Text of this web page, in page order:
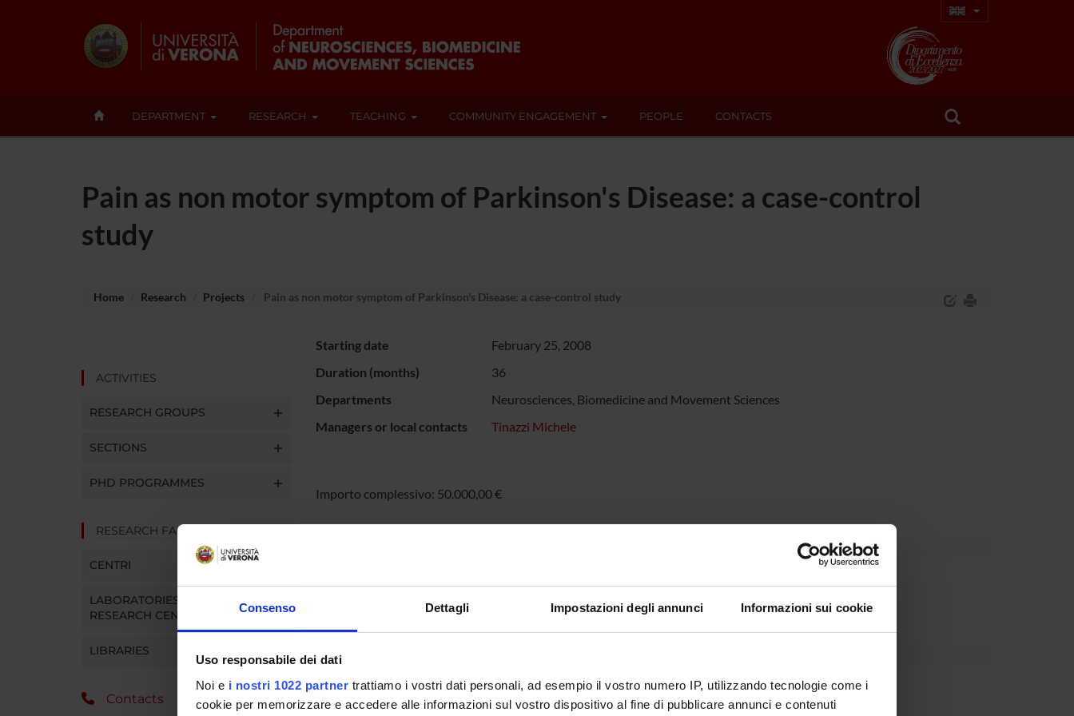
Consenso Dettagli Impostazioni degli annunci Informazioni sui cookie
Uso responsabile dei dati
Noi e i nostri 1022 partner trattiamo i vostri dati personali, ad esempio il vostro numero IP, utilizzando tecnologie come i
cookie per memorizzare e accedere alle informazioni sul vostro dispositivo al fine di pubblicare annunci e contenuti
DEPARTMENT RESEARCH TEACHING COMMUNITY ENGAGEMENT PEOPLE CONTACTS
Pain as non motor symptom of Parkinson's Disease: a case-control
study
Home Research Projects Pain as non motor symptom of Parkinson's Disease: a case-control study
ACTIVITIES
RESEARCH GROUPS
SECTIONS
PHD PROGRAMMES
RESEARCH FACILITIES
CENTRI
LABORATORIES AND
RESEARCH CENTRES
LIBRARIES
Contacts
Starting date
February 25, 2008
Duration (months)
36
Departments
Neurosciences, Biomedicine and Movement Sciences
Managers or local contacts
Tinazzi Michele
Importo complessivo: 50.000,00 €
PROJECT PARTICIPANTS
Michele Tinazzi Full Professor